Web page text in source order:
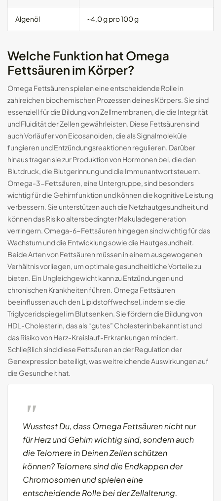
Algenöl ~4,0 g pro 100 g
Welche Funktion hat Omega
Fettsäuren im Körper?
Omega Fettsäuren spielen eine entscheidende Rolle in
zahlreichen biochemischen Prozessen deines Körpers. Sie sind
essenziell für die Bildung von Zellmembranen, die die Integrität
und Fluidität der Zellen gewährleisten. Diese Fettsäuren sind
auch Vorläufer von Eicosanoiden, die als Signalmoleküle
fungieren und Entzündungsreaktionen regulieren. Darüber
hinaus tragen sie zur Produktion von Hormonen bei, die den
Blutdruck, die Blutgerinnung und die Immunantwort steuern.
Omega-3-Fettsäuren, eine Untergruppe, sind besonders
wichtig für die Gehirnfunktion und können die kognitive Leistung
verbessern. Sie unterstützen auch die Netzhautgesundheit und
können das Risiko altersbedingter Makuladegeneration
verringern. Omega-6-Fettsäuren hingegen sind wichtig für das
Wachstum und die Entwicklung sowie die Hautgesundheit.
Beide Arten von Fettsäuren müssen in einem ausgewogenen
Verhältnis vorliegen, um optimale gesundheitliche Vorteile zu
bieten. Ein Ungleichgewicht kann zu Entzündungen und
chronischen Krankheiten führen. Omega Fettsäuren
beeinflussen auch den Lipidstoffwechsel, indem sie die
Triglyceridspiegel im Blut senken. Sie fördern die Bildung von
HDL-Cholesterin, das als “gutes” Cholesterin bekannt ist und
das Risiko von Herz-Kreislauf-Erkrankungen mindert.
Schließlich sind diese Fettsäuren an der Regulation der
Genexpression beteiligt, was weitreichende Auswirkungen auf
die Gesundheit hat.
Wusstest Du, dass Omega Fettsäuren nicht nur
für Herz und Gehirn wichtig sind, sondern auch
die Telomere in Deinen Zellen schützen
können? Telomere sind die Endkappen der
Chromosomen und spielen eine
entscheidende Rolle bei der Zellalterung.